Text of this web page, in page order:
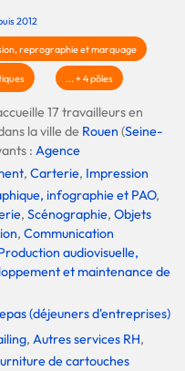
2012
reprographie et marquage
... + 4 pôles
17 travailleurs en
la ville de Rouen (Seine-
: Agence
, Carterie, Impression
infographie et PAO,
, Scénographie, Objets
, Communication
audiovisuelle,
et maintenance de
(déjeuners d'entreprises)
, Autres services RH,
de cartouches